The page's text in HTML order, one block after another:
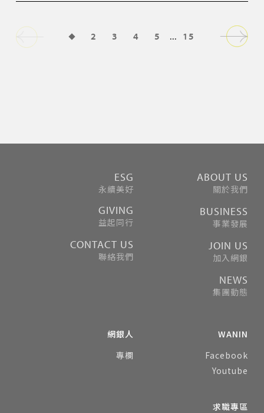
1 2 3 4 5 ... 15
ABOUT US
關於我們
BUSINESS
事業發展
JOIN US
加入網銀
NEWS
集團動態
ESG
永續美好
GIVING
益起同行
CONTACT US
聯絡我們
WANIN
Facebook
Youtube
網銀人
專欄
求職專區